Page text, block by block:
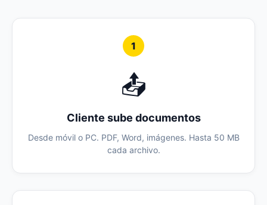
1
📤
Cliente sube documentos
Desde móvil o PC. PDF, Word, imágenes. Hasta 50 MB
cada archivo.